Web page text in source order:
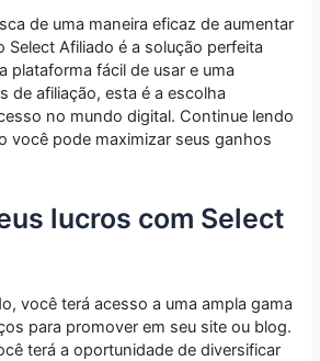
de uma maneira eficaz de aumentar
Select Afiliado é a solução perfeita
plataforma fácil de usar e uma
de afiliação, esta é a escolha
no mundo digital. Continue lendo
você pode maximizar seus ganhos
lucros com Select
você terá acesso a uma ampla gama
para promover em seu site ou blog.
terá a oportunidade de diversificar